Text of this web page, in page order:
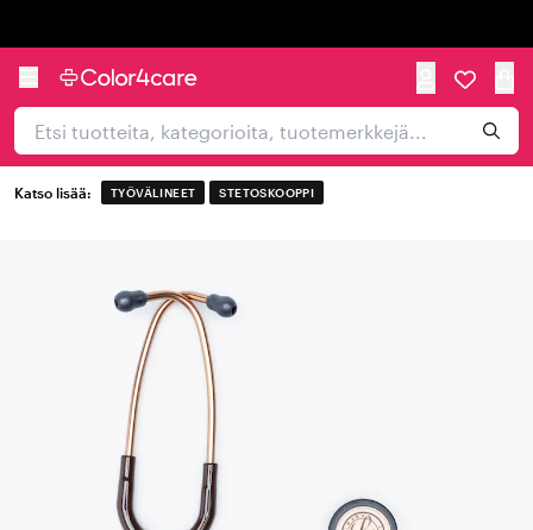
Katso lisää: TYÖVÄLINEET STETOSKOOPPI